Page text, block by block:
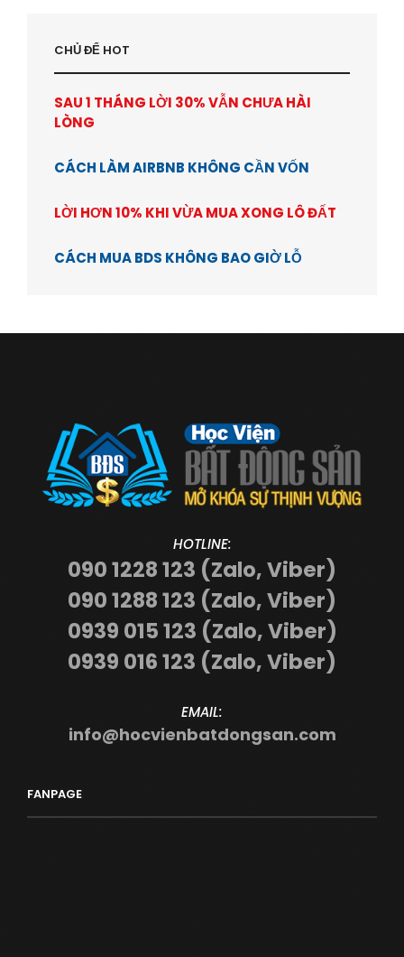
CHỦ ĐỂ HOT
SAU 1 THÁNG LỜI 30% VẪN CHƯA HÀI
LÒNG
CÁCH LÀM AIRBNB KHÔNG CẦN VỐN
LỜI HƠN 10% KHI VỪA MUA XONG LÔ ĐẤT
CÁCH MUA BDS KHÔNG BAO GIỜ LỖ
HOTLINE:
090 1228 123 (Zalo, Viber)
090 1288 123 (Zalo, Viber)
0939 015 123 (Zalo, Viber)
0939 016 123 (Zalo, Viber)
EMAIL:
info@hocvienbatdongsan.com
FANPAGE